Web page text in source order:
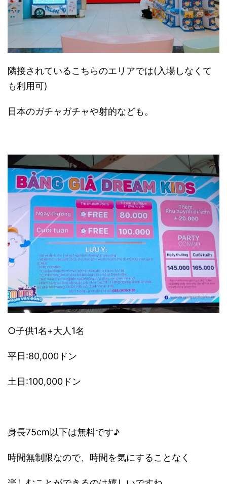
隣接されているこちらのエリアでは(入場しなくて
も利用可)
日本のガチャガチャや射的なども。
○子供1名+大人1名
平日:80,000ドン
土日:100,000ドン
身長75cm以下は無料です♪
時間無制限なので、時間を気にすることなく